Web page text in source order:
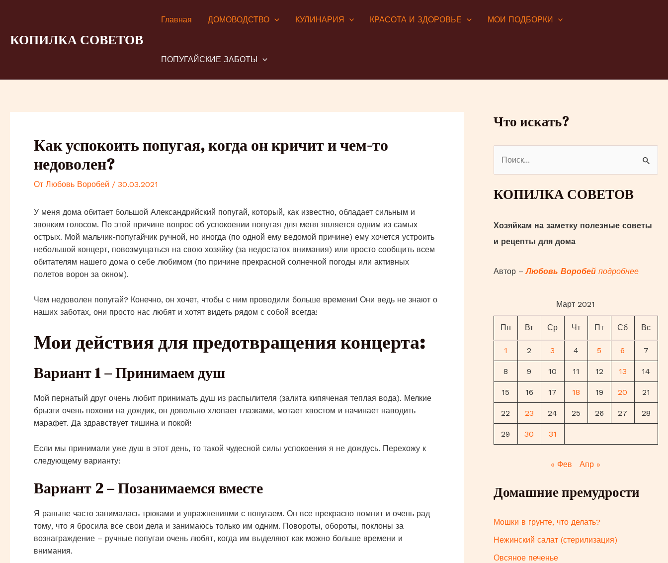
КОПИЛКА СОВЕТОВ
Главная ДОМОВОДСТВО КУЛИНАРИЯ КРАСОТА И ЗДОРОВЬЕ МОИ ПОДБОРКИ
ПОПУГАЙСКИЕ ЗАБОТЫ
Как успокоить попугая, когда он кричит и чем-то
недоволен?
От Любовь Воробей / 30.03.2021
У меня дома обитает большой Александрийский попугай, который, как известно, обладает сильным и
звонким голосом. По этой причине вопрос об успокоении попугая для меня является одним из самых
острых. Мой мальчик-попугайчик ручной, но иногда (по одной ему ведомой причине) ему хочется устроить
небольшой концерт, повозмущаться на свою хозяйку (за недостаток внимания) или просто сообщить всем
обитателям нашего дома о себе любимом (по причине прекрасной солнечной погоды или активных
полетов ворон за окном).
Чем недоволен попугай? Конечно, он хочет, чтобы с ним проводили больше времени! Они ведь не знают о
наших заботах, они просто нас любят и хотят видеть рядом с собой всегда!
Мои действия для предотвращения концерта:
Вариант 1 – Принимаем душ
Мой пернатый друг очень любит принимать душ из распылителя (залита кипяченая теплая вода). Мелкие
брызги очень похожи на дождик, он довольно хлопает глазками, мотает хвостом и начинает наводить
марафет. Да здравствует тишина и покой!
Если мы принимали уже душ в этот день, то такой чудесной силы успокоения я не дождусь. Перехожу к
следующему варианту:
Вариант 2 – Позанимаемся вместе
Я раньше часто занималась трюками и упражнениями с попугаем. Он все прекрасно помнит и очень рад
тому, что я бросила все свои дела и занимаюсь только им одним. Повороты, обороты, поклоны за
вознаграждение – ручные попугаи очень любят, когда им выделяют как можно больше времени и
внимания.
Что искать?
с
КОПИЛКА СОВЕТОВ
Хозяйкам на заметку полезные советы
и рецепты для дома
Автор –Любовь Воробей подробнее
Март 2021
Пн Вт Ср Чт Пт Сб Вс
1 2 3 4 5 6 7
8 9 10 11 12 13 14
15 16 17 18 19 20 21
22 23 24 25 26 27 28
29 30 31
« Фев Апр »
Домашние премудрости
Мошки в грунте, что делать?
Нежинский салат (стерилизация)
Овсяное печенье